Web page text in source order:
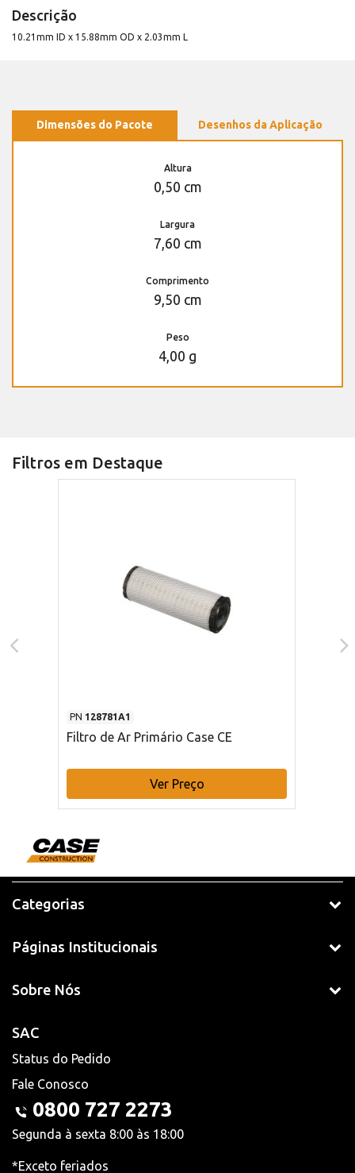
Descrição
10.21mm ID x 15.88mm OD x 2.03mm L
Dimensões do Pacote Desenhos da Aplicação
Altura
0,50 cm
Largura
7,60 cm
Comprimento
9,50 cm
Peso
4,00 g
Filtros em Destaque
PN 128781A1
Filtro de Ar Primário Case CE
Ver Preço
Categorias
Páginas Institucionais
Sobre Nós
SAC
Status do Pedido
Fale Conosco
0800 727 2273
Segunda à sexta 8:00 às 18:00
*Exceto feriados